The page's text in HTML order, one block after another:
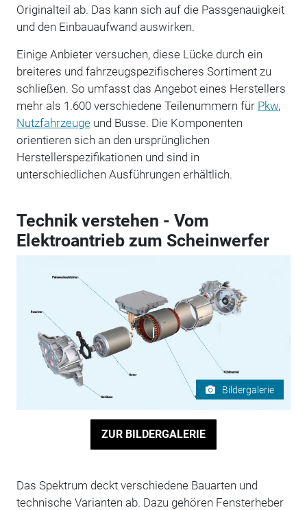
Originalteil ab. Das kann sich auf die Passgenauigkeit
und den Einbauaufwand auswirken.
Einige Anbieter versuchen, diese Lücke durch ein
breiteres und fahrzeugspezifischeres Sortiment zu
schließen. So umfasst das Angebot eines Herstellers
mehr als 1.600 verschiedene Teilenummern für Pkw,
Nutzfahrzeugeund Busse. Die Komponenten
orientieren sich an den ursprünglichen
Herstellerspezifikationen und sind in
unterschiedlichen Ausführungen erhältlich.
Technik verstehen - Vom
Elektroantrieb zum Scheinwerfer
Bildergalerie
ZUR BILDERGALERIE
Das Spektrum deckt verschiedene Bauarten und
technische Varianten ab. Dazu gehören Fensterheber